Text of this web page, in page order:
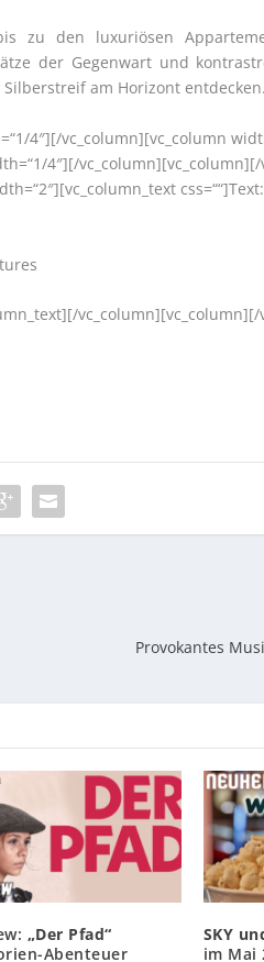
zu den luxuriösen
der Gegenwart und
am Horizont entdecken.
4″][/vc_column][vc_column
4″][/
vc_column][vc_column][/
Provokantes
„Der Pfad“
Abenteuer
SKY
im Mai